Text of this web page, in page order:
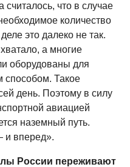
считалось, что в случае
количество
это далеко не так.
а многие
оборудованы для
Такое
день. Поэтому в силу
авиацией
наземный путь.
и вперед».
России переживают